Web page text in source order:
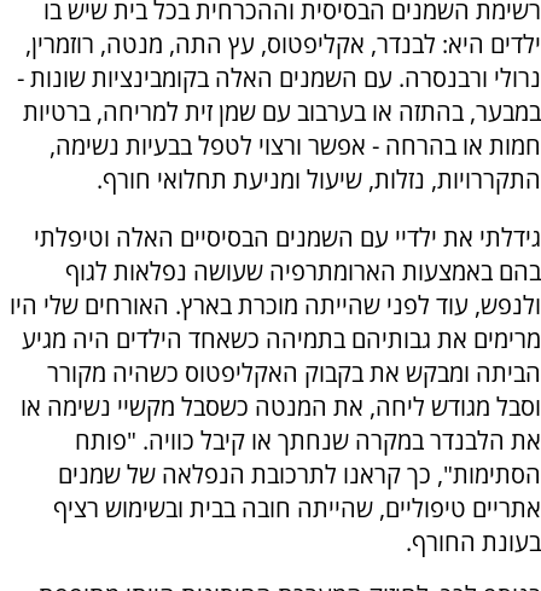
רשימת השמנים הבסיסית וההכרחית בכל בית שיש בו
ילדים היא: לבנדר, אקליפטוס, עץ התה, מנטה, רוזמרין,
נרולי ורבנסרה. עם השמנים האלה בקומבינציות שונות -
במבער, בהתזה או בערבוב עם שמן זית למריחה, ברטיות
חמות או בהרחה - אפשר ורצוי לטפל בבעיות נשימה,
התקררויות, נזלות, שיעול ומניעת תחלואי חורף.
גידלתי את ילדיי עם השמנים הבסיסיים האלה וטיפלתי
בהם באמצעות הארומתרפיה שעושה נפלאות לגוף
ולנפש, עוד לפני שהייתה מוכרת בארץ. האורחים שלי היו
מרימים את גבותיהם בתמיהה כשאחד הילדים היה מגיע
הביתה ומבקש את בקבוק האקליפטוס כשהיה מקורר
וסבל מגודש ליחה, את המנטה כשסבל מקשיי נשימה או
את הלבנדר במקרה שנחתך או קיבל כוויה. "פותח
הסתימות", כך קראנו לתרכובת הנפלאה של שמנים
אתריים טיפוליים, שהייתה חובה בבית ובשימוש רציף
בעונת החורף.